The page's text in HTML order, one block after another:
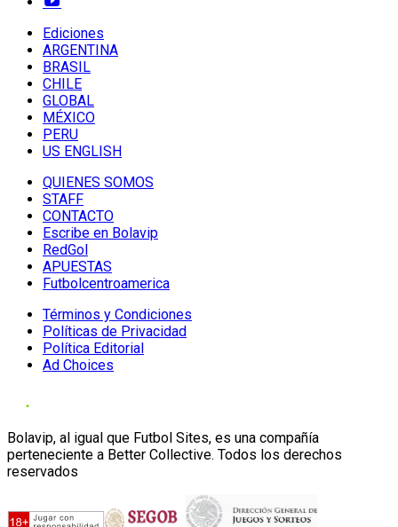
Ediciones
ARGENTINA
BRASIL
CHILE
GLOBAL
MÉXICO
PERU
US ENGLISH
QUIENES SOMOS
STAFF
CONTACTO
Escribe en Bolavip
RedGol
APUESTAS
Futbolcentroamerica
Términos y Condiciones
Políticas de Privacidad
Política Editorial
Ad Choices
Bolavip, al igual que Futbol Sites, es una compañía
perteneciente a Better Collective. Todos los derechos
reservados